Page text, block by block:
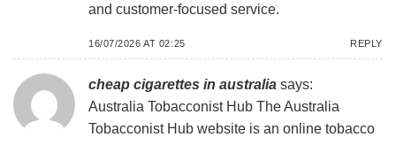
and customer-focused service.
16/07/2026 AT 02:25 REPLY
cheap cigarettes in australia says:
Australia Tobacconist Hub The Australia
Tobacconist Hub website is an online tobacco